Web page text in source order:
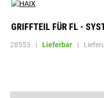
GRIFFTEIL FÜR FL -
28553 | Lieferbar |